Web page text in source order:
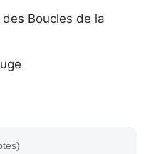
Boucles de la